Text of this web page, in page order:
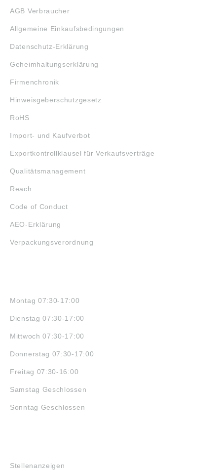
AGB Verbraucher
Allgemeine Einkaufsbedingungen
Datenschutz-Erklärung
Geheimhaltungserklärung
Firmenchronik
Hinweisgeberschutzgesetz
RoHS
Import- und Kaufverbot
Exportkontrollklausel für Verkaufsverträge
Qualitätsmanagement
Reach
Code of Conduct
AEO-Erklärung
Verpackungsverordnung
Montag 07:30-17:00
Dienstag 07:30-17:00
Mittwoch 07:30-17:00
Donnerstag 07:30-17:00
Freitag 07:30-16:00
Samstag Geschlossen
Sonntag Geschlossen
Stellenanzeigen